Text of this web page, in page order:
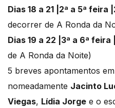
Dias 18 a 21 |2ª a 5ª
decorrer de A Ronda da
Dias 19 a 22 |3ª a 6ª
de A Ronda da Noite)
5 breves apontamentos
nomeadamente Jacinto
Viegas, Lídia Jorge e o